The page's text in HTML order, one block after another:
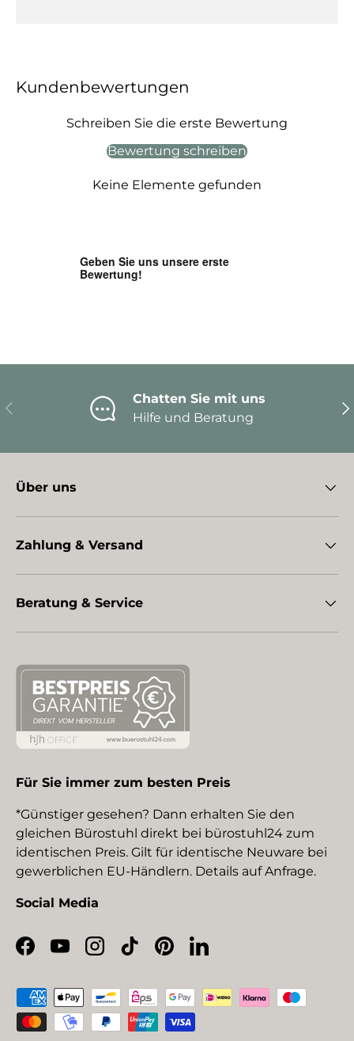
Kundenbewertungen
Schreiben Sie die erste Bewertung
Bewertung schreiben
Keine Elemente gefunden
Vorherige
Chatten Sie mit uns
Hilfe und Beratung
Über uns
Zahlung & Versand
Beratung & Service
Für Sie immer zum besten Preis
*Günstiger gesehen? Dann erhalten Sie den
gleichen Bürostuhl direkt bei bürostuhl24 zum
identischen Preis. Gilt für identische Neuware bei
gewerblichen EU-Händlern. Details auf Anfrage.
Social Media
Facebook
YouTubeInstagram
TikTokPinterestLinkedIn
Zahlungsmethoden